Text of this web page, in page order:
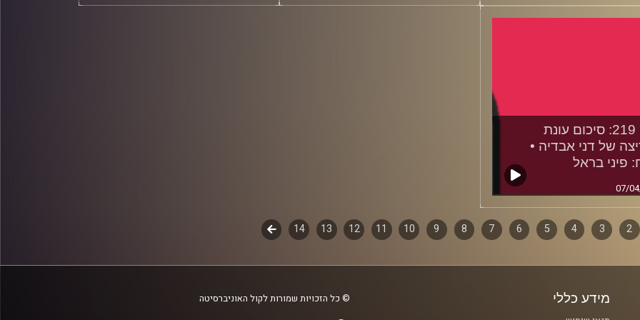
28/
פרק 219: סיכום עונת
של דני אבדיה •
פיני בראל
07/
2
3
4
5
6
7
8
9
10
11
12
13
14
לשלב
מידע כללי © כל הזכויות שמורות לקול האוניברסיטה